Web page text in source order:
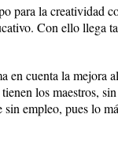
para la creatividad
Con ello llega
en cuenta la mejora
los maestros,
sin empleo, pues lo